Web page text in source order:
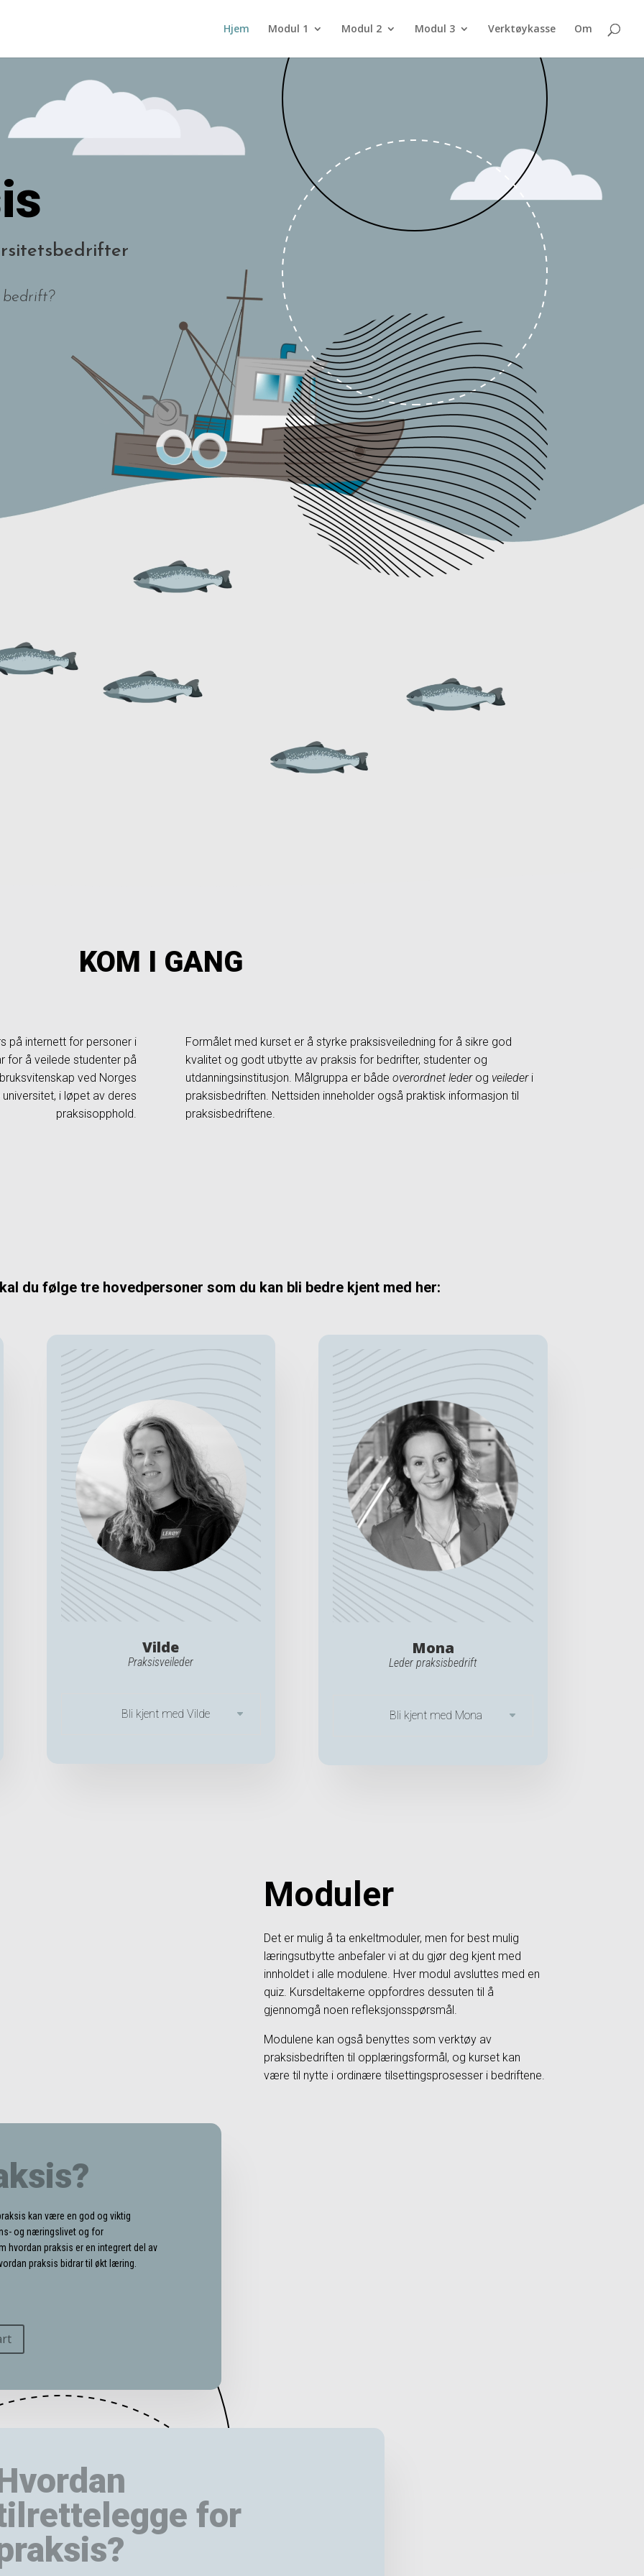
Hjem Modul 1 Modul 2 Modul 3 Verktøykasse Om
KOM I GANG
på internett for personer i
for å veilede studenter på
ved Norges
i løpet av deres
praksisopphold.
Formålet med kurset er å styrke praksisveiledning for å sikre god
kvalitet og godt utbytte av praksis for bedrifter, studenter og
utdanningsinstitusjon. Målgruppa er både overordnet leder og veilederi
praksisbedriften. Nettsiden inneholder også praktisk informasjon til
praksisbedriftene.
du følge tre hovedpersoner som du kan bli bedre kjent med her:
Vilde
Praksisveileder
Bli kjent med Vilde
Mona
Leder praksisbedrift
Bli kjent med Mona
Moduler
Det er mulig å ta enkeltmoduler, men for best mulig
læringsutbytte anbefaler vi at du gjør deg kjent med
innholdet i alle modulene. Hver modul avsluttes med en
quiz. Kursdeltakerne oppfordres dessuten til å
gjennomgå noen refleksjonsspørsmål.
Modulene kan også benyttes som verktøy av
praksisbedriften til opplæringsformål, og kurset kan
være til nytte i ordinære tilsettingsprosesser i bedriftene.
kan være en god og viktig
og næringslivet og for
hvordan praksis er en integrert del av
praksis bidrar til økt læring.
for